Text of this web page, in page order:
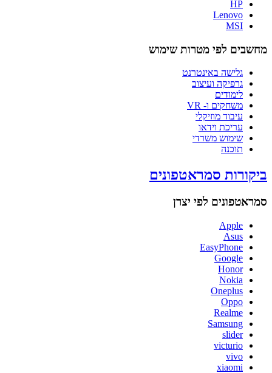
HP
Lenovo
MSI
מחשבים לפי מטרות שימוש
גלישה באינטרנט
גרפיקה ועיצוב
לימודים
משחקים ו- VR
עיבוד מוזיקלי
עריכת וידאו
שימוש משרדי
תוכנה
ביקורות סמראטפונים
סמראטפונים לפי יצרן
Apple
Asus
EasyPhone
Google
Honor
Nokia
Oneplus
Oppo
Realme
Samsung
slider
victurio
vivo
xiaomi